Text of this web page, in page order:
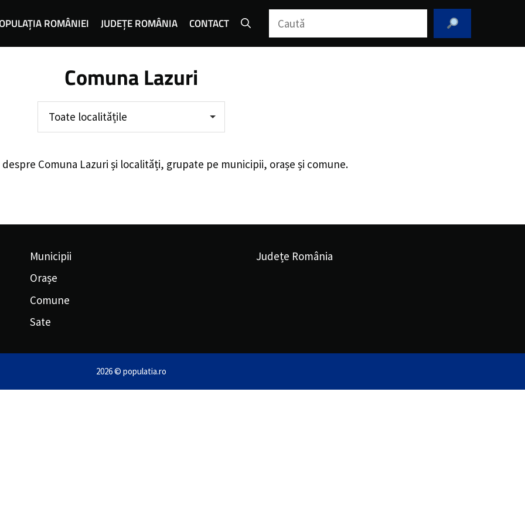
ROMÂNIEI JUDEȚE ROMÂNIA CONTACT Caută
Comuna Lazuri
Toate localitățile
Comuna Lazuri și localități, grupate pe municipii, orașe și comune.
Municipii
Orașe
Comune
Sate
Județe România
2026 © populatia.ro